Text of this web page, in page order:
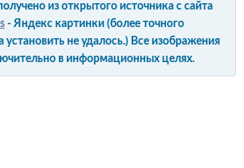
из открытого источника с сайта
- Яндекс картинки (более точного
установить не удалось.) Все изображения
в информационных целях.